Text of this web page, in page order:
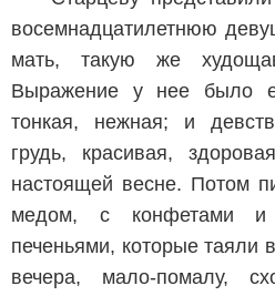
восемнадцатилетнюю
мать, такую же
Выражение у нее было
тонкая, нежная; и
грудь, красивая,
настоящей весне. Потом
медом, с конфетами и
печеньями, которые таяли
вечера, мало-помалу,